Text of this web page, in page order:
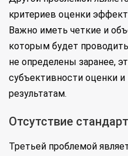
критериев оценки
Важно иметь четкие и
которым будет
не определены заранее,
субъективности оценки
результатам.
Отсутствие
Третьей проблемой